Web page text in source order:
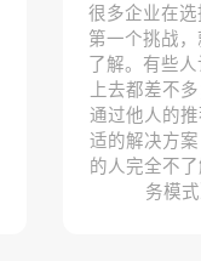
很多企业在
第一个挑战
了解。有些
上去都差不
通过他人的
适的解决方
的人完全不
务模